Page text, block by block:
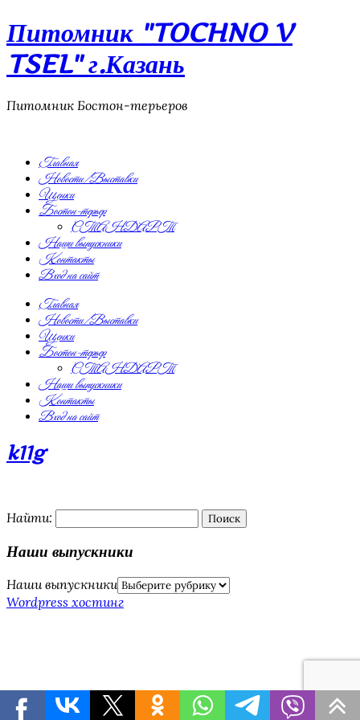
Питомник "TOCHNO V
TSEL" г.Казань
Питомник Бостон-терьеров
Главная
Новости/Выставки
Щенки
Бостон-терьер
СТАНДАРТ
Наши выпускники
Контакты
Вход на сайт
Главная
Новости/Выставки
Щенки
Бостон-терьер
СТАНДАРТ
Наши выпускники
Контакты
Вход на сайт
k11g
Найти:
Наши выпускники
Наши выпускники
Wordpress хостинг